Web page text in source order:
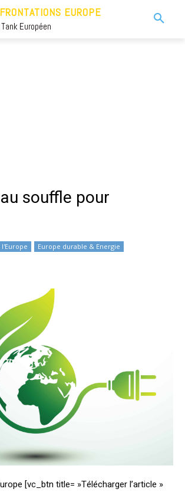
EUROPE
Européen
souffle pour
Europe durable & Energie
[vc_btn title= »Télécharger l’article »